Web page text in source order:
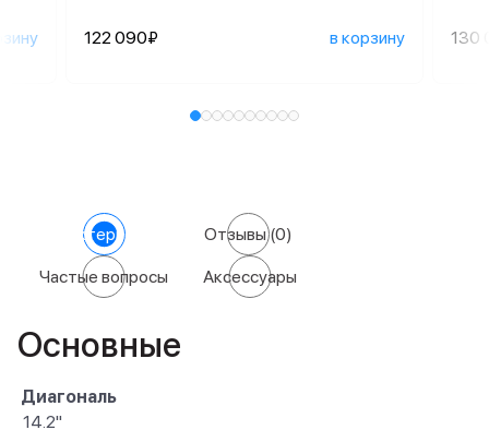
122 090₽ в корзину 130
Характеристики Отзывы(0)
Частые вопросы Аксессуары
Основные
Диагональ
14.2"